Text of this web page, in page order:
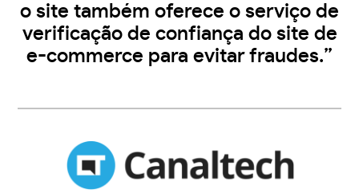
o site também oferece o serviço de
verificação de confiança do site de
e-commerce para evitar fraudes.”